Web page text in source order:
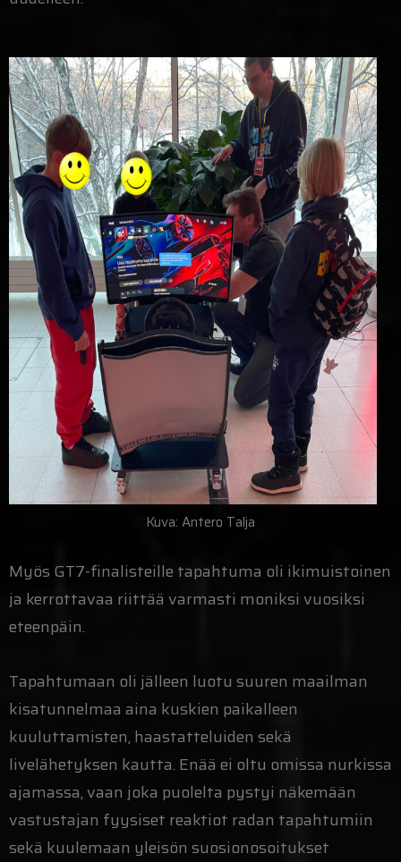
Kuva: Antero Talja
Myös GT7-finalisteille tapahtuma oli ikimuistoinen
ja kerrottavaa riittää varmasti moniksi vuosiksi
eteenpäin.
Tapahtumaan oli jälleen luotu suuren maailman
kisatunnelmaa aina kuskien paikalleen
kuuluttamisten, haastatteluiden sekä
livelähetyksen kautta. Enää ei oltu omissa nurkissa
ajamassa, vaan joka puolelta pystyi näkemään
vastustajan fyysiset reaktiot radan tapahtumiin
sekä kuulemaan yleisön suosionosoitukset